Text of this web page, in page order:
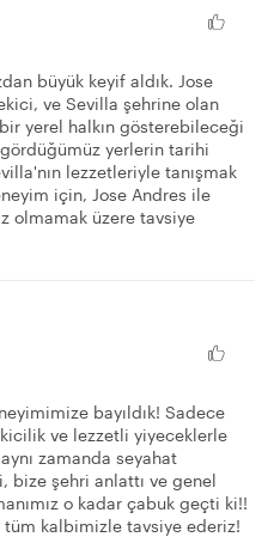
büyük keyif aldık. Jose
ve Sevilla şehrine olan
yerel halkın gösterebileceği
yerlerin tarihi
lezzetleriyle tanışmak
için, Jose Andres ile
olmamak üzere tavsiye
bayıldık! Sadece
ve lezzetli yiyeceklerle
zamanda seyahat
bize şehri anlattı ve genel
o kadar çabuk geçti ki!!
tüm kalbimizle tavsiye ederiz!